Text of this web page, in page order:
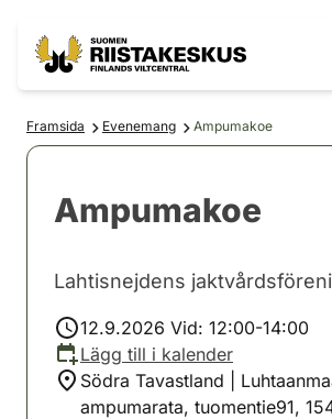
Framsida Evenemang Ampumakoe
Ampumakoe
Lahtisnejdens
12.9.2026 Vid: 12:00-14:00
Lägg till i kalender
Södra Tavastland |
ampumarata, tuomentie91,